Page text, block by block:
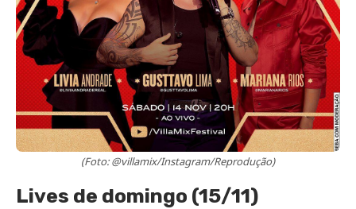
(Foto: @villamix/Instagram/Reprodução)
Lives de domingo (15/11)